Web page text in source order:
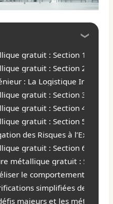
gratuit : Section 1 :
gratuit : Section 2 :
: La Logistique Inverse
gratuit : Section 3 :
gratuit : Section 4 :
gratuit : Section 5 :
des Risques à
gratuit : Section 6 :
métallique gratuit : Section
le comportement non-
simplifiées de
majeurs et les méthodes